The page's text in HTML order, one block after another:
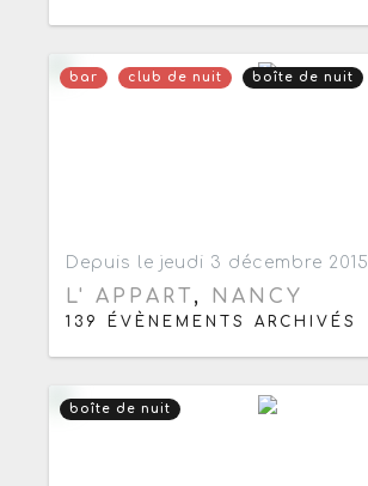
bar club de nuit boîte de nuit
Depuis le jeudi 3 décembre 2015
L' APPART , NANCY
139 ÉVÈNEMENTS ARCHIVÉS
boîte de nuit